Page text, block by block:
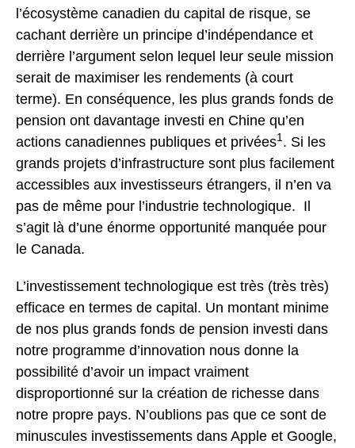
l’écosystème canadien du capital de risque, se
cachant derrière un principe d’indépendance et
derrière l’argument selon lequel leur seule mission
serait de maximiser les rendements (à court
terme). En conséquence, les plus grands fonds de
pension ont davantage investi en Chine qu’en
actions canadiennes publiques et privées1. Si les
grands projets d’infrastructure sont plus facilement
accessibles aux investisseurs étrangers, il n’en va
pas de même pour l’industrie technologique. Il
s’agit là d’une énorme opportunité manquée pour
le Canada.
L’investissement technologique est très (très très)
efficace en termes de capital. Un montant minime
de nos plus grands fonds de pension investi dans
notre programme d’innovation nous donne la
possibilité d’avoir un impact vraiment
disproportionné sur la création de richesse dans
notre propre pays. N’oublions pas que ce sont de
minuscules investissements dans Apple et Google,